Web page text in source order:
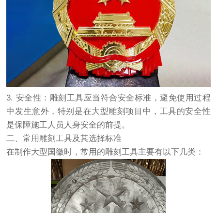
3. 安全性：雕刻工具应当符合安全标准，避免使用过程
中发生意外，特别是在大型雕刻项目中，工具的安全性
是保障施工人员人身安全的前提。
二、常用雕刻工具及其选择标准
在制作大型国徽时，常用的雕刻工具主要有以下几类：